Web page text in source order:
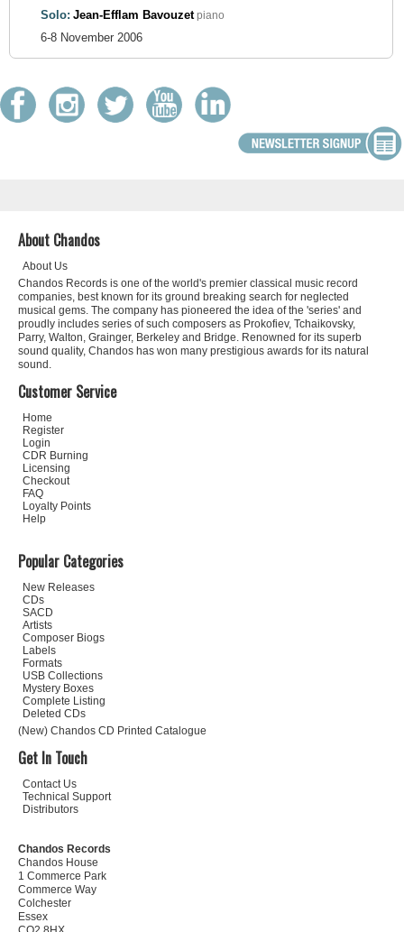
Solo: Jean-Efflam Bavouzet piano
6-8 November 2006
About Chandos
About Us
Chandos Records is one of the world's premier classical music record
companies, best known for its ground breaking search for neglected
musical gems. The company has pioneered the idea of the 'series' and
proudly includes series of such composers as Prokofiev, Tchaikovsky,
Parry, Walton, Grainger, Berkeley and Bridge. Renowned for its superb
sound quality, Chandos has won many prestigious awards for its natural
sound.
Customer Service
Home
Register
Login
CDR Burning
Licensing
Checkout
FAQ
Loyalty Points
Help
Popular Categories
New Releases
CDs
SACD
Artists
Composer Biogs
Labels
Formats
USB Collections
Mystery Boxes
Complete Listing
Deleted CDs
(New) Chandos CD Printed Catalogue
Get In Touch
Contact Us
Technical Support
Distributors
Chandos Records
Chandos House
1 Commerce Park
Commerce Way
Colchester
Essex